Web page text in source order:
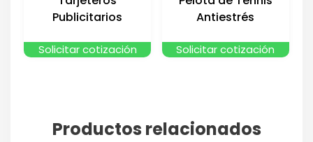
Publicitarios
Solicitar cotización
Antiestrés
Solicitar cotización
Productos relacionados